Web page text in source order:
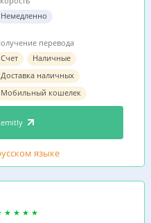
Немедленно
перевода
Счет
Наличные
Доставка наличных
Мобильный кошелек
языке